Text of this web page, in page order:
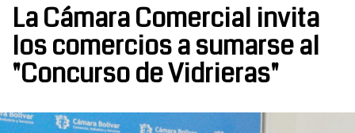
La Cámara Comercial invita
los comercios a sumarse al
"Concurso de Vidrieras"